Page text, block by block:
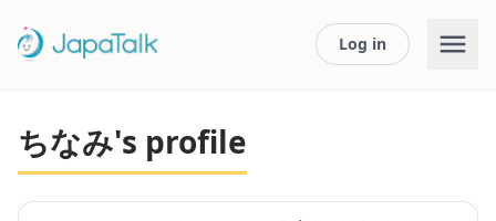
Log in
ちなみ's profile